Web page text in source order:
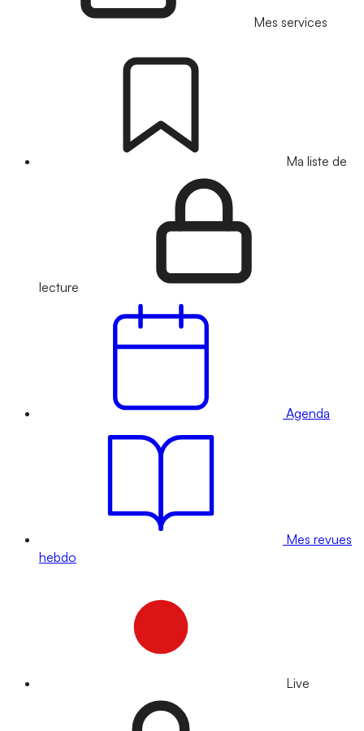
Mes services
Ma liste de
lecture
Agenda
Mes revues
hebdo
Live